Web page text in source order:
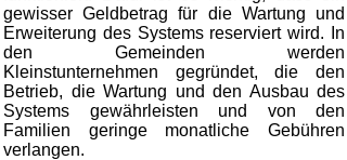
gewisser Geldbetrag für die Wartung und
Erweiterung des Systems reserviert wird. In
den Gemeinden werden
Kleinstunternehmen gegründet, die den
Betrieb, die Wartung und den Ausbau des
Systems gewährleisten und von den
Familien geringe monatliche Gebühren
verlangen.